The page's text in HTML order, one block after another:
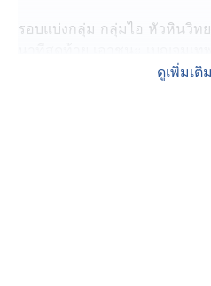
รอบแบ่งกลุ่ม กลุ่มไอ หัวหินวิท
คะแนน เก็บขัยชนะนัดแรก ได้ส
ดูเพิ่มเติม